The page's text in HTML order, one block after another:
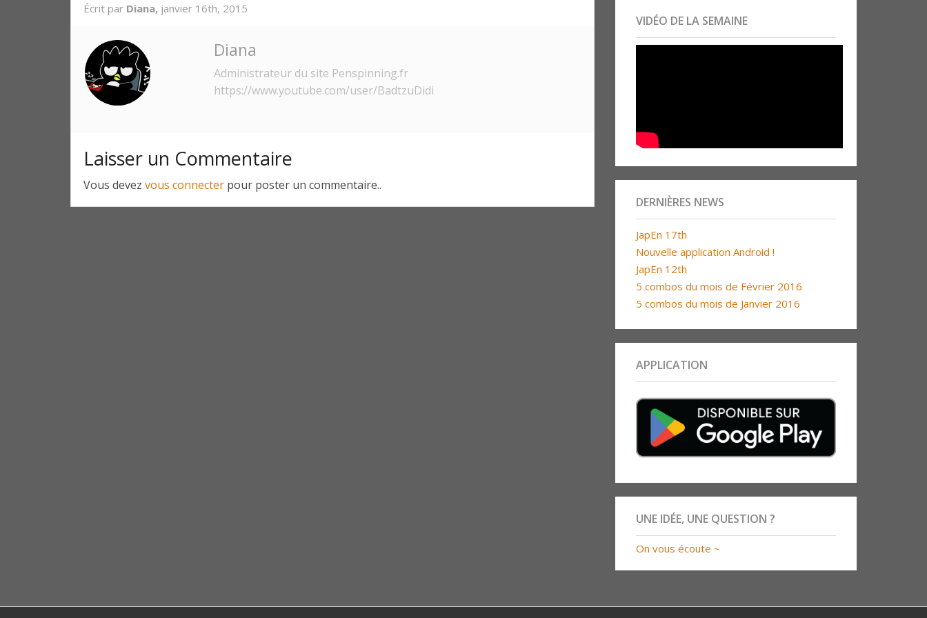
Écrit par Diana, janvier 16th, 2015
Diana
Administrateur du site Penspinning.fr
https://www.youtube.com/user/BadtzuDidi
Laisser un Commentaire
Vous devez vous connecter pour poster un commentaire..
VIDÉO DE LA SEMAINE
DERNIÈRES NEWS
JapEn 17th
Nouvelle application Android !
JapEn 12th
5 combos du mois de Février 2016
5 combos du mois de Janvier 2016
APPLICATION
UNE IDÉE, UNE QUESTION ?
On vous écoute ~